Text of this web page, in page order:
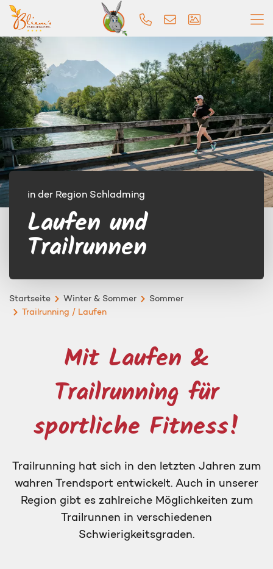
in der Region Schladming
Laufen und
Trailrunnen
Startseite Winter & Sommer
Sommer
Trailrunning / Laufen
Mit Laufen &
Trailrunning für
sportliche Fitness!
Trailrunning hat sich in den letzten Jahren zum
wahren Trendsport entwickelt. Auch in unserer
Region gibt es zahlreiche Möglichkeiten zum
Trailrunnen in verschiedenen
Schwierigkeitsgraden.